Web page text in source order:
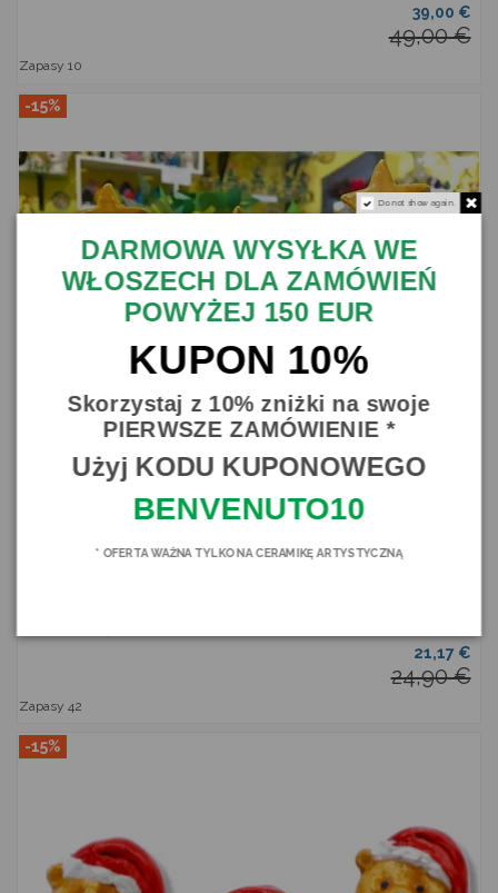
39,00 €
49,00 €
Zapasy 10
-15%
21,17 €
24,90 €
Zapasy 42
-15%
Do not show again.
DARMOWA WYSYŁKA WE
WŁOSZECH DLA ZAMÓWIEŃ
POWYŻEJ 150 EUR
KUPON 10%
Skorzystaj z 10% zniżki na swoje
PIERWSZE ZAMÓWIENIE *
Użyj KODU KUPONOWEGO
BENVENUTO10
* OFERTA WAŻNA TYLKO NA CERAMIKĘ ARTYSTYCZNĄ